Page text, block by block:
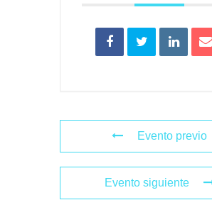
Evento previo
Evento siguiente